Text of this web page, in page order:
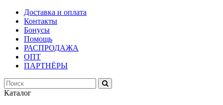
Доставка и оплата
Контакты
Бонусы
Помощь
РАСПРОДАЖА
ОПТ
ПАРТНЁРЫ
Каталог